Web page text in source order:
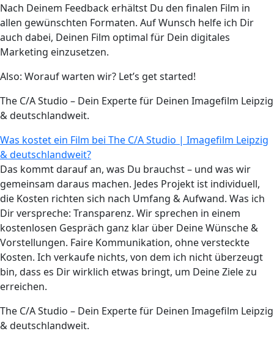
Nach Deinem Feedback erhältst Du den finalen Film in
allen gewünschten Formaten. Auf Wunsch helfe ich Dir
auch dabei, Deinen Film optimal für Dein digitales
Marketing einzusetzen.
Also: Worauf warten wir? Let’s get started!
The C/A Studio – Dein Experte für Deinen Imagefilm Leipzig
& deutschlandweit.
Was kostet ein Film bei The C/A Studio | Imagefilm Leipzig
& deutschlandweit?
Das kommt darauf an, was Du brauchst – und was wir
gemeinsam daraus machen. Jedes Projekt ist individuell,
die Kosten richten sich nach Umfang & Aufwand. Was ich
Dir verspreche: Transparenz. Wir sprechen in einem
kostenlosen Gespräch ganz klar über Deine Wünsche &
Vorstellungen. Faire Kommunikation, ohne versteckte
Kosten. Ich verkaufe nichts, von dem ich nicht überzeugt
bin, dass es Dir wirklich etwas bringt, um Deine Ziele zu
erreichen.
The C/A Studio – Dein Experte für Deinen Imagefilm Leipzig
& deutschlandweit.